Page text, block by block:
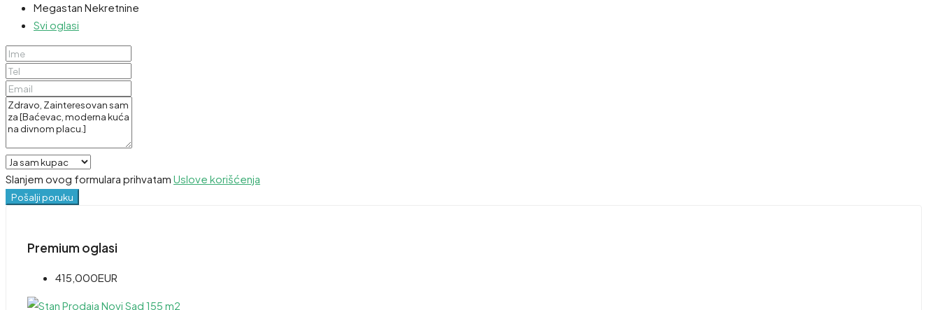
Megastan Nekretnine
Svi oglasi
Slanjem ovog formulara prihvatam Uslove korišćenja
Pošalji poruku
Premium oglasi
415,000EUR